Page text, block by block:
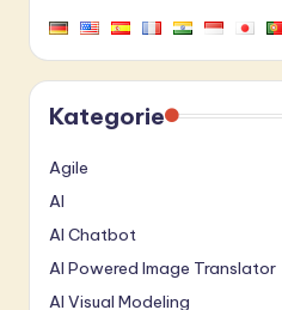
Kategorie
Agile
AI
AI Chatbot
AI Powered Image Translator
AI Visual Modeling